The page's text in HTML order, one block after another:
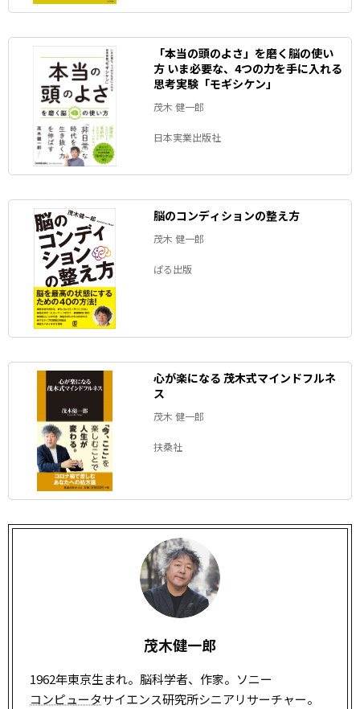
「本当の頭のよさ」を磨く脳の使い
方 いま必要な、4つの力を手に入れる
思考実験「モギシケン」
茂木 健一郎
日本実業出版社
脳のコンディションの整え方
茂木 健一郎
ぱる出版
心が楽になる 茂木式マインドフルネ
ス
茂木 健一郎
扶桑社
茂木健一郎
1962年東京生まれ。脳科学者、作家。ソニー
コンピュータサイエンス研究所シニアリサーチャー。